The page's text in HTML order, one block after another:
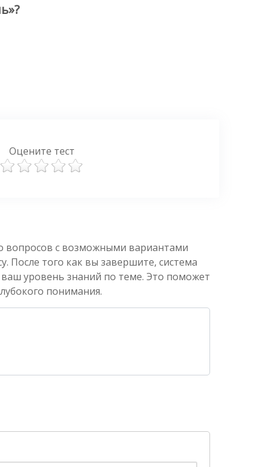
Оцените тест
вопросов с возможными вариантами
После того как вы завершите, система
уровень знаний по теме. Это поможет
понимания.